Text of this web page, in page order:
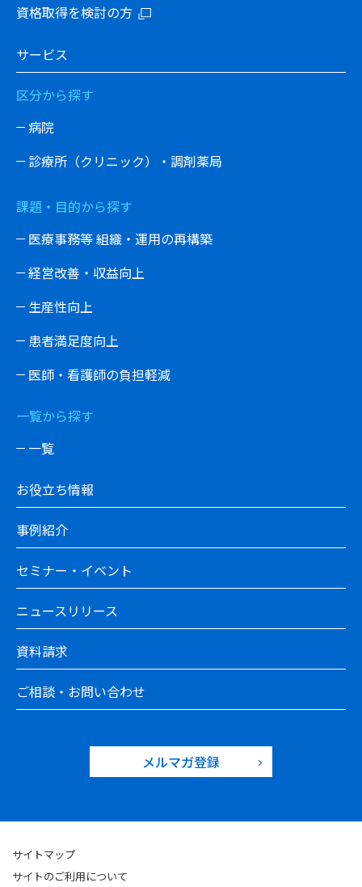
資格取得を検討の方
サービス
区分から探す
病院
診療所（クリニック）・調剤薬局
課題・目的から探す
医療事務等 組織・運用の再構築
経営改善・収益向上
生産性向上
患者満足度向上
医師・看護師の負担軽減
一覧から探す
一覧
お役立ち情報
事例紹介
セミナー・イベント
ニュースリリース
資料請求
ご相談・お問い合わせ
メルマガ登録
サイトマップ
サイトのご利用について